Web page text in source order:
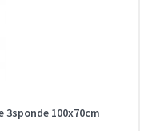
3sponde 100x70cm